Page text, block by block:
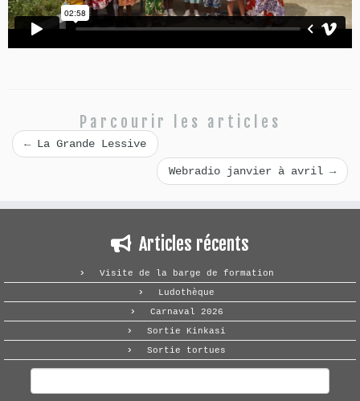
Parcourir les articles
←La Grande Lessive
Webradio janvier à avril →
Articles récents
Visite de la barge de formation
Ludothèque
Carnaval 2026
Sortie Kinkasi
Sortie tortues